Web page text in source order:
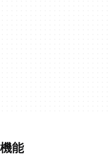
機能